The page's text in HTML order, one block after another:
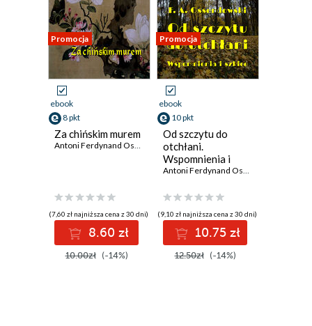
Promocja
ebook
8 pkt
Za chińskim murem
Antoni Ferdynand Ossendowski
(7,60 zł najniższa cena z 30 dni)
8.60 zł
10.00zł (-14%)
Promocja
ebook
10 pkt
Od szczytu do
otchłani.
Wspomnienia i
szkice
Antoni Ferdynand Ossendowski
(9,10 zł najniższa cena z 30 dni)
10.75 zł
12.50zł (-14%)